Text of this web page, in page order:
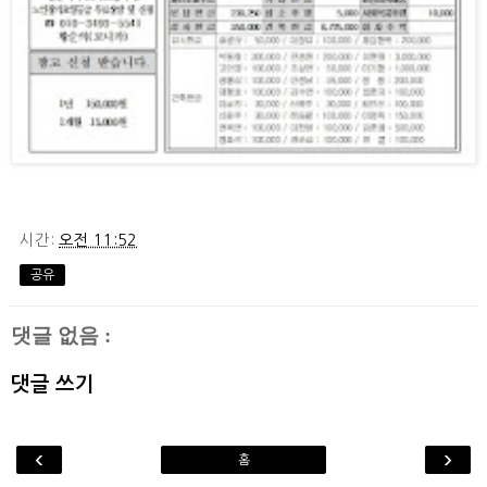
시간: 오전 11:52
공유
댓글 없음 :
댓글 쓰기
‹ ›
홈